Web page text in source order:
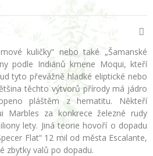
kuličky“ nebo také „Šamanské
podle Indiánů kmene Moqui, kteří
tyto převážně hladké eliptické nebo
těchto výtvorů přírody má jádro
pláštěm z hematitu. Někteří
Marbles za konkrece železné rudy
lety. Jiná teorie hovoří o dopadu
Flat“ 12 mil od města Escalante,
zbytky valů po dopadu.